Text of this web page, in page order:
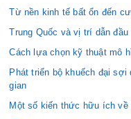
Từ nền kinh tế bất ổn đến
Trung Quốc và vị trí dẫn
Cách lựa chọn kỹ thuật mô
Phát triển bộ khuếch đại sợi
gian
Một số kiến thức hữu ích về